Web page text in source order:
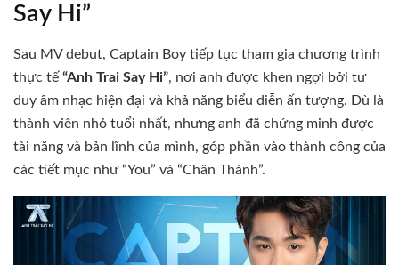
Say Hi”
Sau MV debut, Captain Boy tiếp tục tham gia chương trình
thực tế“Anh Trai Say Hi”, nơi anh được khen ngợi bởi tư
duy âm nhạc hiện đại và khả năng biểu diễn ấn tượng. Dù là
thành viên nhỏ tuổi nhất, nhưng anh đã chứng minh được
tài năng và bản lĩnh của mình, góp phần vào thành công của
các tiết mục như “You” và “Chân Thành”.